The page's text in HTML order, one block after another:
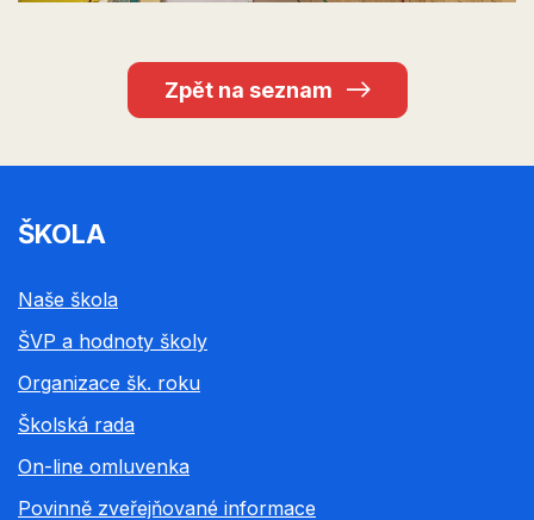
Zpět na seznam
ŠKOLA
Naše škola
ŠVP a hodnoty školy
Organizace šk. roku
Školská rada
On-line omluvenka
Povinně zveřejňované informace